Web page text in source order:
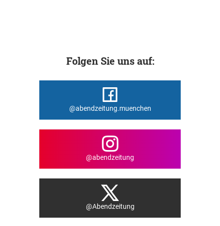
Folgen Sie uns auf:
@abendzeitung.muenchen
@abendzeitung
@Abendzeitung